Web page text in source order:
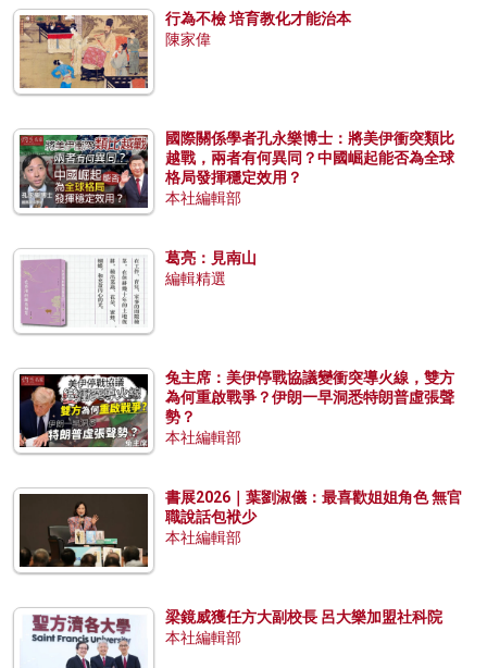
行為不檢 培育教化才能治本
陳家偉
國際關係學者孔永樂博士：將美伊衝突類比
越戰，兩者有何異同？中國崛起能否為全球
格局發揮穩定效用？
本社編輯部
葛亮：見南山
編輯精選
兔主席：美伊停戰協議變衝突導火線，雙方
為何重啟戰爭？伊朗一早洞悉特朗普虛張聲
勢？
本社編輯部
書展2026｜葉劉淑儀：最喜歡姐姐角色 無官
職說話包袱少
本社編輯部
梁鏡威獲任方大副校長 呂大樂加盟社科院
本社編輯部